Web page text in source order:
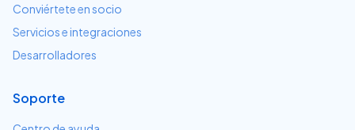
Conviértete en socio
Servicios e integraciones
Desarrolladores
Soporte